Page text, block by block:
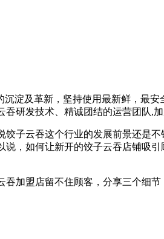
淀及革新，坚持使用最新鲜，最
研发技术、精诚团结的运营团队,
子云吞这个行业的发展前景还是
，如何让新开的饺子云吞店铺吸